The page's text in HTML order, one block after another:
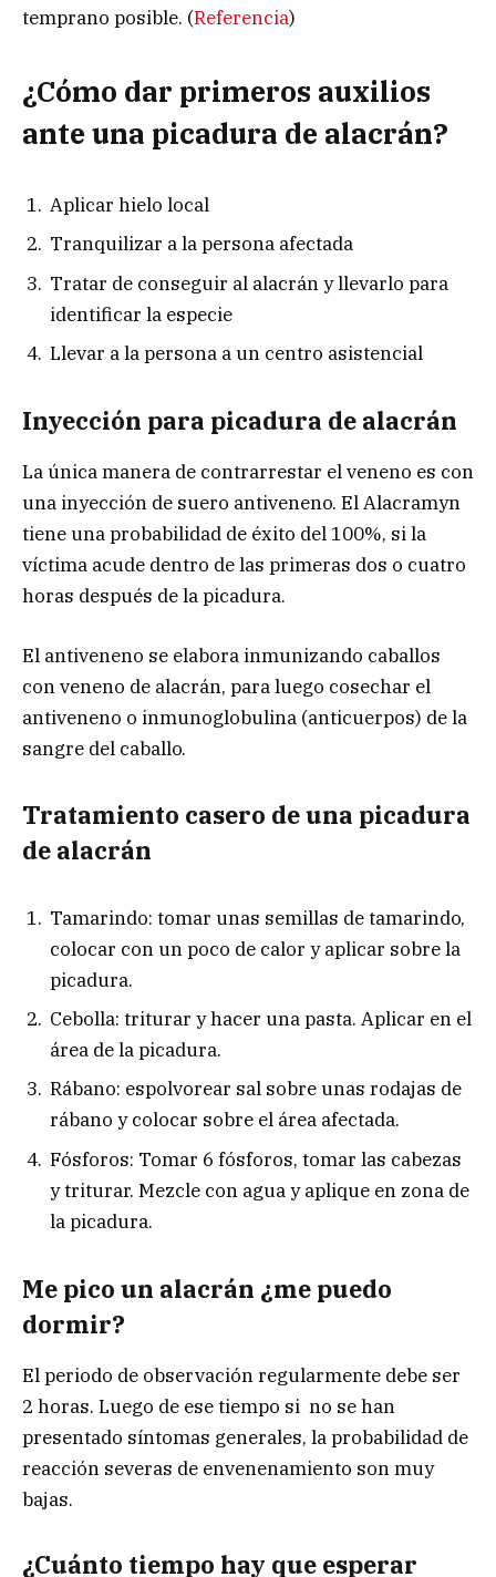
temprano posible. (Referencia)
¿Cómo dar primeros auxilios
ante una picadura de alacrán?
Aplicar hielo local
Tranquilizar a la persona afectada
Tratar de conseguir al alacrán y llevarlo para
identificar la especie
Llevar a la persona a un centro asistencial
Inyección para picadura de alacrán
La única manera de contrarrestar el veneno es con
una inyección de suero antiveneno. El Alacramyn
tiene una probabilidad de éxito del 100%, si la
víctima acude dentro de las primeras dos o cuatro
horas después de la picadura.
El antiveneno se elabora inmunizando caballos
con veneno de alacrán, para luego cosechar el
antiveneno o inmunoglobulina (anticuerpos) de la
sangre del caballo.
Tratamiento casero de una picadura
de alacrán
Tamarindo: tomar unas semillas de tamarindo,
colocar con un poco de calor y aplicar sobre la
picadura.
Cebolla: triturar y hacer una pasta. Aplicar en el
área de la picadura.
Rábano: espolvorear sal sobre unas rodajas de
rábano y colocar sobre el área afectada.
Fósforos: Tomar 6 fósforos, tomar las cabezas
y triturar. Mezcle con agua y aplique en zona de
la picadura.
Me pico un alacrán ¿me puedo
dormir?
El periodo de observación regularmente debe ser
2 horas. Luego de ese tiempo si no se han
presentado síntomas generales, la probabilidad de
reacción severas de envenenamiento son muy
bajas.
¿Cuánto tiempo hay que esperar